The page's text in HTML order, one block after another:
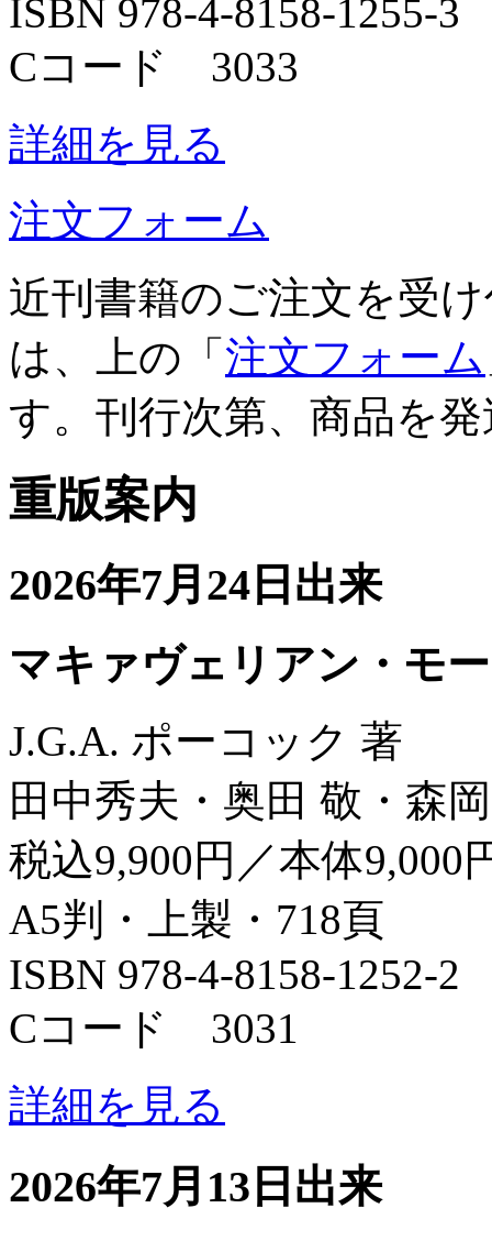
ISBN 978-4-8158-1255-3
Cコード 3033
詳細を見る
注文フォーム
近刊書籍のご注文を受
は、上の「 注文フォーム
す。刊行次第、商品を
重版案内
2026年7月24日出来
マキァヴェリアン・モ
J.G.A. ポーコック 著
田中秀夫・奥田 敬・森
税込9,900円／本体9,000
A5判・上製・718頁
ISBN 978-4-8158-1252-2
Cコード 3031
詳細を見る
2026年7月13日出来